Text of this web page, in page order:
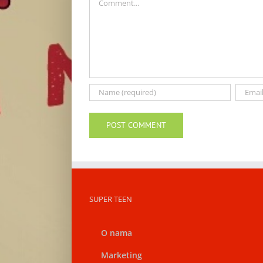
SUPER TEEN
O nama
Marketing